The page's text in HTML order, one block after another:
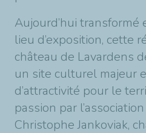
Aujourd’hui transformé
lieu d’exposition, cette
château de Lavardens
un site culturel majeur
d’attractivité pour le
passion par
Christophe Jankoviak,